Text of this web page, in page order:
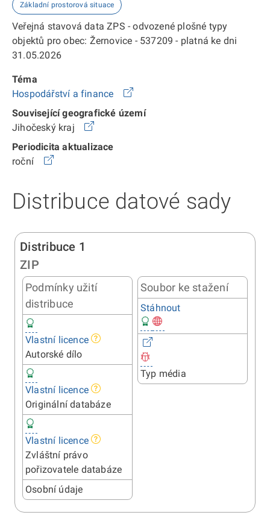
Základní prostorová situace
Veřejná stavová data ZPS - odvozené plošné typy
objektů pro obec: Žernovice - 537209 - platná ke dni
31.05.2026
Téma
Hospodářství a finance
Související geografické území
Jihočeský kraj
Periodicita aktualizace
roční
Distribuce datové sady
Distribuce 1
ZIP
Podmínky užití
distribuce
Vlastní licence
Autorské dílo
Vlastní licence
Originální databáze
Vlastní licence
Zvláštní právo
pořizovatele databáze
Osobní údaje
Soubor ke stažení
Stáhnout
Typ média